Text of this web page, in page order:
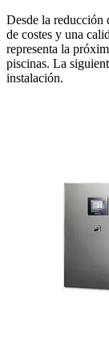
Desde la reducción
de costes y una
representa la
piscinas. La
instalación.